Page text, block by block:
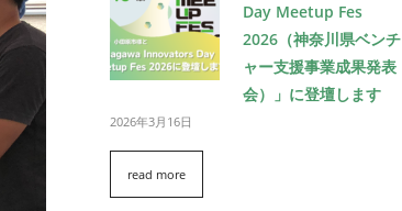
Day Meetup Fes
2026（神奈川県ベンチ
ャー支援事業成果発表
会）」に登壇します
2026年3月16日
read more